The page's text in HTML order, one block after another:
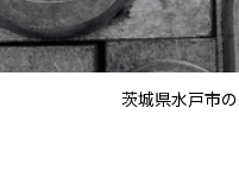
茨城県水戸市